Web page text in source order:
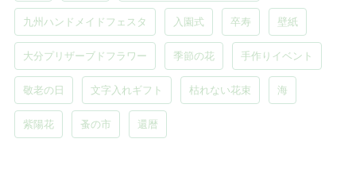
九州ハンドメイドフェスタ 入園式 卒寿 壁紙
大分プリザーブドフラワー 季節の花 手作りイベント
敬老の日 文字入れギフト 枯れない花束 海
紫陽花 蚤の市 還暦